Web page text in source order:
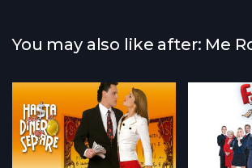
You may also like after: Me